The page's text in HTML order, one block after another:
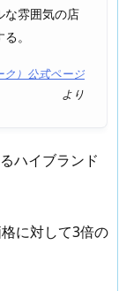
な雰囲気の店
。
ク）公式ページ
より
ハイブランド
に対して3倍の